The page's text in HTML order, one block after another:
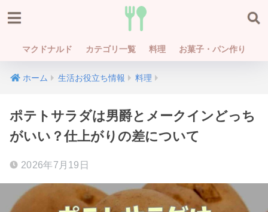
マクドナルド カテゴリ一覧 料理 お菓子・パン作り
ホーム 生活お役立ち情報 料理
ポテトサラダは男爵とメークインどっち
がいい？仕上がりの差について
2026年7月19日